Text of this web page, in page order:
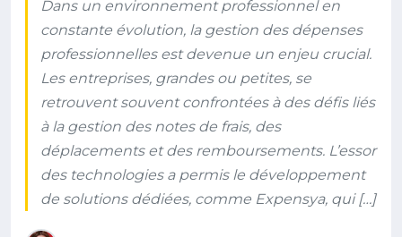
Dans un environnement professionnel en
constante évolution, la gestion des dépenses
professionnelles est devenue un enjeu crucial.
Les entreprises, grandes ou petites, se
retrouvent souvent confrontées à des défis liés
à la gestion des notes de frais, des
déplacements et des remboursements. L’essor
des technologies a permis le développement
de solutions dédiées, comme Expensya, qui […]